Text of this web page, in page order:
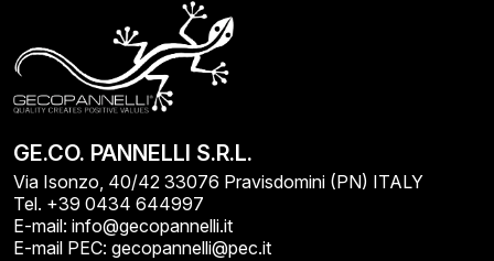
GE.CO. PANNELLI S.R.L.
Via Isonzo, 40/42 33076 Pravisdomini (PN) ITALY
Tel. +39 0434 644997
E-mail: info@gecopannelli.it
E-mail PEC: gecopannelli@pec.it